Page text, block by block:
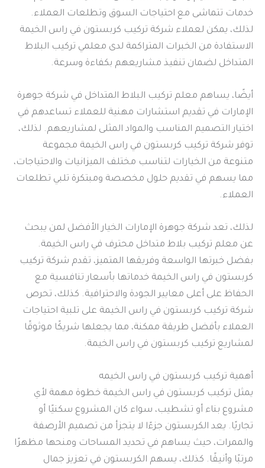
خدمات تتماشى مع احتياجات السوق وتطلعات العملاء.
لذلك، يمكن لعملاء شركة تركيب كربستون في راس الخيمة
الاستفادة من الخبرات المتراكمة لدى معلمي تركيب البلاط
المتداخل لضمان تنفيذ مشاريعهم بكفاءة وسرعة.
أيضًا، يساهم معلم تركيب البلاط المتداخل في شركة جوهرة
الإمارات في تقديم استشارات مهنية للعملاء تساعدهم في
اختيار التصميم المناسب والمواد المثلى لمشاريعهم. لذلك،
توفر شركة تركيب كربستون في راس الخيمة مجموعة
متنوعة من الخيارات لتناسب مختلف الميزانيات والاحتياجات،
مما يسهم في تقديم حلول مخصصة ومبتكرة تلبي تطلعات
العملاء.
لذلك، تعد شركة جوهرة الإمارات الخيار الأفضل لمن يبحث
عن معلم تركيب بلاط متداخل محترف في راس الخيمة.
بفضل خبرتها الواسعة وفريقها المتميز، تقدم شركة تركيب
كربستون في راس الخيمة خدماتها بأسعار تنافسية مع
الحفاظ على أعلى معايير الجودة والاحترافية. كذلك، تحرص
شركة تركيب كربستون في راس الخيمة على تلبية احتياجات
العملاء بأفضل طريقة ممكنة، مما يجعلها شريكًا موثوقًا
لمشاريع تركيب كربستون في راس الخيمة.
أهمية تركيب كربستون في راس الخيمه
يمثل تركيب كربستون في راس الخيمة خطوة مهمة لأي
مشروع بناء أو تشطيب، سواء كان المشروع سكنيًا أو
تجاريًا. يعد الكربستون جزءًا لا يتجزأ من تصميم الأرصفة
والممرات، حيث يساهم في تحديد المساحات ومنحها مظهرًا
مرتبًا وأنيقًا. كذلك، يسهم الكربستون في تعزيز جمال